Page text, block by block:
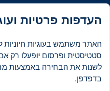
הצהרת נגישות
מדיניות פרטיות ו־Cookies
מפת האתר
עדכונים ו־RSS
העדפות Cookies
העדפות פרטיות
האתר משתמש בעוגיות
סטטיסטית ופרסום יופעלו רק
לשנות את הבחירה באמצעות
בדפדפן.